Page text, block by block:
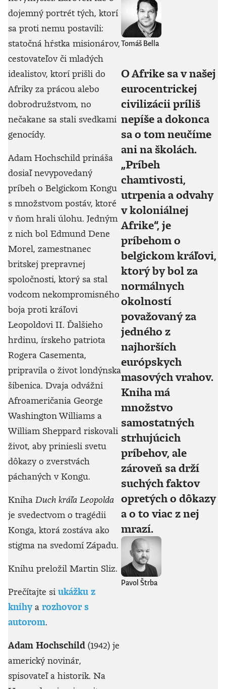
dojemný portrét tých, ktorí
sa proti nemu postavili:
statočná hŕstka misionárov,
cestovateľov či mladých
idealistov, ktorí prišli do
Afriky za prácou alebo
dobrodružstvom, no
nečakane sa stali svedkami
genocídy.
Adam Hochschild prináša
dosiaľ nevypovedaný
príbeh o Belgickom Kongu
s množstvom postáv, ktoré
v ňom hrali úlohu. Jedným
z nich bol Edmund Dene
Morel, zamestnanec
britskej prepravnej
spoločnosti, ktorý sa stal
vodcom nekompromisného
boja proti kráľovi
Leopoldovi II. Ďalšieho
hrdinu, írskeho patriota
Rogera Casementa,
pripravila o život londýnska
šibenica. Dvaja odvážni
Afroameričania George
Washington Williams a
William Sheppard riskovali
život, aby priniesli svetu
dôkazy o zverstvách
páchaných v Kongu.
Kniha Duch kráľa Leopolda
je svedectvom o tragédii
Konga, ktorá zostáva ako
stigma na svedomí Západu.
Knihu preložil Martin Sliz.
Prečítajte si ukážku z
knihya rozhovor s
autorom.
Adam Hochschild (1942) je
americký novinár,
spisovateľ a historik. Na
Tomáš Bella
O Afrike sa v našej
eurocentrickej
civilizácii príliš
nepíše a dokonca
sa o tom neučíme
ani na školách.
„Príbeh
chamtivosti,
utrpenia a odvahy
v koloniálnej
Afrike“, je
príbehom o
belgickom kráľovi,
ktorý by bol za
normálnych
okolností
považovaný za
jedného z
najhorších
európskych
masových vrahov.
Kniha má
množstvo
samostatných
strhujúcich
príbehov, ale
zároveň sa drží
suchých faktov
opretých o dôkazy
a o to viac z nej
mrazí.
Pavol Štrba